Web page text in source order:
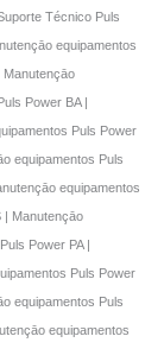
Técnico Puls
equipamentos
Manutençāo
Power BA |
Puls Power
equipamentos Puls
equipamentos
| Manutençāo
Power PA |
Puls Power
equipamentos Puls
equipamentos